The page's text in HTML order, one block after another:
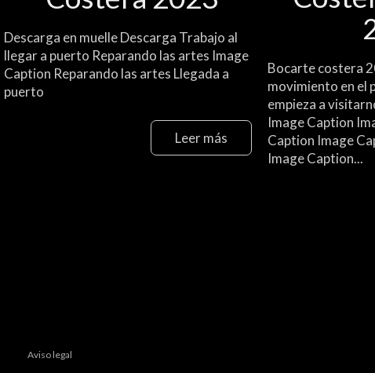
Descarga en muelle Descarga Trabajo al
llegar a puerto Reparando las artes Image
Caption Reparando las artes Llegada a
puerto
Leer más
Bocarte costera
movimiento en el
empieza a
Image Caption
Caption Image
Image Caption...
Aviso legal